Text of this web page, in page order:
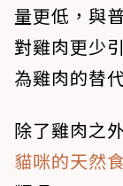
量更低，與
對雞肉更少
為雞肉的替
除了雞肉之
貓咪的天然